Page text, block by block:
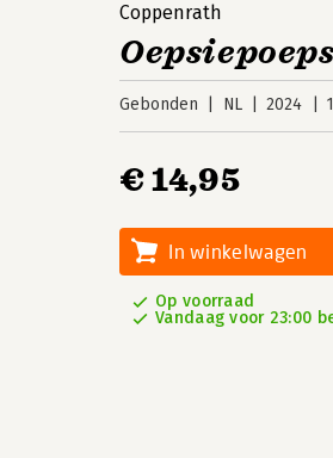
Coppenrath
Gebonden NL 2024
€ 14,95
In winkelwagen
Op voorraad
Vandaag voor 23:00